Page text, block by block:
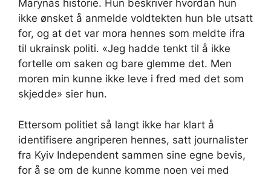
Marynas historie. Hun beskriver hvordan hun
ikke ønsket å anmelde voldtekten hun ble utsatt
for, og at det var mora hennes som meldte ifra
til ukrainsk politi. «Jeg hadde tenkt til å ikke
fortelle om saken og bare glemme det. Men
moren min kunne ikke leve i fred med det som
skjedde» sier hun.
Ettersom politiet så langt ikke har klart å
identifisere angriperen hennes, satt journalister
fra Kyiv Independent sammen sine egne bevis,
for å se om de kunne komme noen vei med